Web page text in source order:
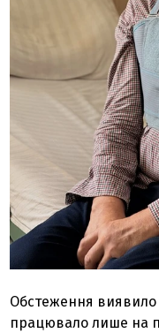
Обстеження
працювало лише на